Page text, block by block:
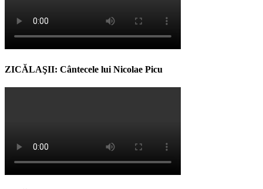
ZICĂLAŞII: Cântecele lui Nicolae Picu